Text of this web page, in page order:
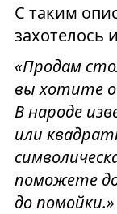
С таким
захотелось
«Продам
вы хотите
В народе
или
поможете
до помойки.»